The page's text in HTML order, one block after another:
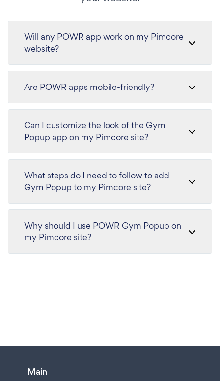
Will any POWR app work on my Pimcore
website?
Are POWR apps mobile-friendly?
Can I customize the look of the Gym
Popup app on my Pimcore site?
What steps do I need to follow to add
Gym Popup to my Pimcore site?
Why should I use POWR Gym Popup on
my Pimcore site?
Main